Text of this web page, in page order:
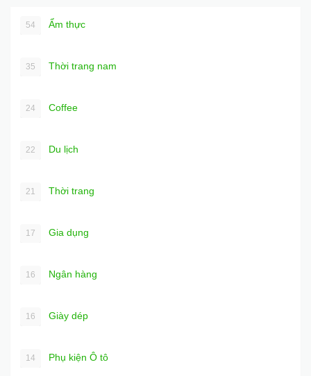
54 Ẩm thực
35 Thời trang nam
24 Coffee
22 Du lịch
21 Thời trang
17 Gia dụng
16 Ngân hàng
16 Giày dép
14 Phụ kiện Ô tô